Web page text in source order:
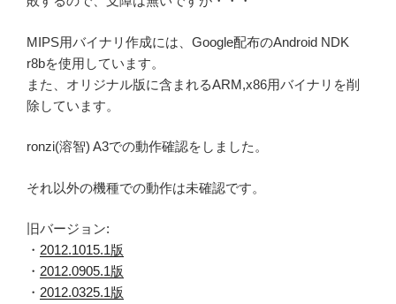
MIPS用バイナリ作成には、Google配布のAndroid NDK
r8bを使用しています。
また、オリジナル版に含まれるARM,x86用バイナリを削
除しています。
ronzi(溶智) A3での動作確認をしました。
それ以外の機種での動作は未確認です。
旧バージョン:
・ 2012.1015.1版
・ 2012.0905.1版
・ 2012.0325.1版